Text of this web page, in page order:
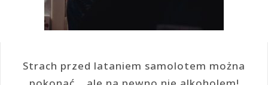
Strach przed lataniem samolotem można